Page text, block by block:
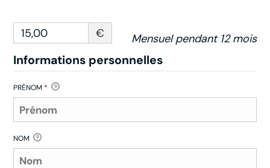
15,00 € Mensuel pendant 12 mois
Informations personnelles
PRÉNOM *
NOM